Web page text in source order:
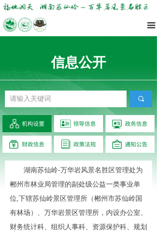
끀
信息公开
끠
湖南苏仙岭-万华岩风景名胜区管理处为
郴州市林业局管理的副处级公益一类事业单
位,下辖苏仙岭景区管理所（郴州市苏仙岭国
有林场）、万华岩景区管理所，内设办公室、
财务统计科、组织人事科、资源保护科、规划